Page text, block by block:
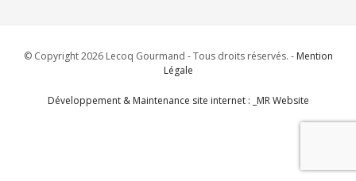
© Copyright 2026 Lecoq Gourmand - Tous droits réservés. - Mention
Légale
Développement & Maintenance site internet : _MR Website